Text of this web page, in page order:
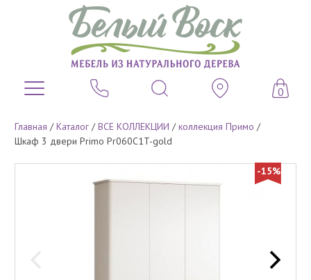
0
Главная /Каталог /ВСЕ КОЛЛЕКЦИИ /коллекция Примо /
Шкаф 3 двери Primo Pr060C1T-gold
-15%